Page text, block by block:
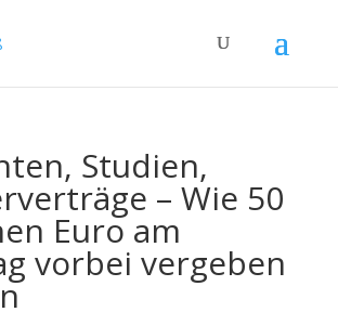
Studien,
– Wie 50
Euro am
vorbei vergeben